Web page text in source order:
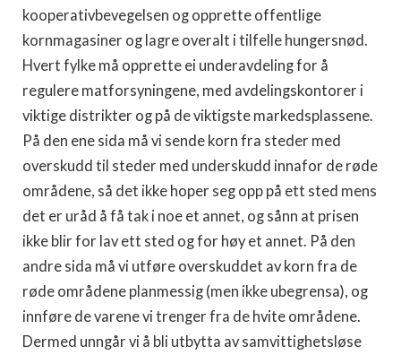
kooperativbevegelsen og opprette offentlige
kornmagasiner og lagre overalt i tilfelle hungersnød.
Hvert fylke må opprette ei underavdeling for å
regulere matforsyningene, med avdelingskontorer i
viktige distrikter og på de viktigste markedsplassene.
På den ene sida må vi sende korn fra steder med
overskudd til steder med underskudd innafor de røde
områdene, så det ikke hoper seg opp på ett sted mens
det er uråd å få tak i noe et annet, og sånn at prisen
ikke blir for lav ett sted og for høy et annet. På den
andre sida må vi utføre overskuddet av korn fra de
røde områdene planmessig (men ikke ubegrensa), og
innføre de varene vi trenger fra de hvite områdene.
Dermed unngår vi å bli utbytta av samvittighetsløse